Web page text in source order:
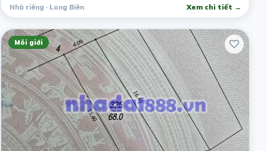
Nhà riêng · Long Biên Xem chi tiết →
Môi giới